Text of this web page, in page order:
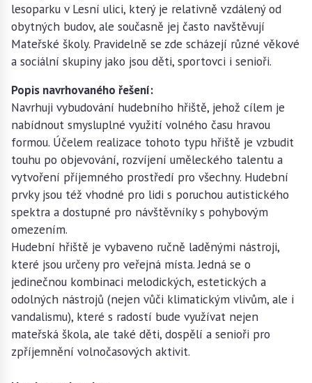
lesoparku v Lesní ulici, který je relativně vzdálený od
obytných budov, ale současně jej často navštěvují
Mateřské školy. Pravidelně se zde scházejí různé věkové
a sociální skupiny jako jsou děti, sportovci i senioři.
Popis navrhovaného řešení:
Navrhuji vybudování hudebního hřiště, jehož cílem je
nabídnout smysluplné využití volného času hravou
formou. Účelem realizace tohoto typu hřiště je vzbudit
touhu po objevování, rozvíjení uměleckého talentu a
vytvoření příjemného prostředí pro všechny. Hudební
prvky jsou též vhodné pro lidi s poruchou autistického
spektra a dostupné pro návštěvníky s pohybovým
omezením.
Hudební hřiště je vybaveno ručně laděnými nástroji,
které jsou určeny pro veřejná místa. Jedná se o
jedinečnou kombinaci melodických, estetických a
odolných nástrojů (nejen vůči klimatickým vlivům, ale i
vandalismu), které s radostí bude využívat nejen
mateřská škola, ale také děti, dospělí a senioři pro
zpříjemnění volnočasových aktivit.